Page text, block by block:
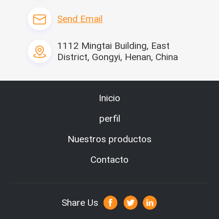
os. La trituradora de mandíbula es conveniente para mach
compresiva no sea más alta que 245MPa
Parámetro
Send Email
1112 Mingtai Building, East
District, Gongyi, Henan, China
Inicio
perfil
Nuestros productos
Contacto
Share Us